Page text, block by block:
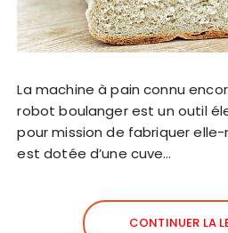
La machine à pain connu
robot boulanger est un outil
pour mission de fabriquer elle-
est dotée d’une cuve…
CONTINUER LA